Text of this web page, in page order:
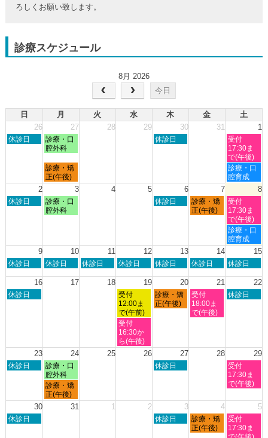
ろしくお願い致します。
診療スケジュール
8月 2026
今日
日 月 火 水 木 金
土
26
27 28 29 30 31 1
日
26th
休診日
月
曜
7
月
27th
診療・口
腔外科
木
30th
休診日
土
曜
日,
8
月
1st
受付
17:30ま
で(午後)
月
曜
日,
月
27th
診療・矯
正(午後)
土
曜
日,
月
1st
2026
診療・口
腔育成
2 3 4 5 6 7 8
日
2nd
休診日
月
曜
3rd
診療・口
腔外科
木
6th
休診日
金
曜
7th
診療・矯
正(午後)
土
曜
日,
8
月
8th
受付
17:30ま
で(午後)
土
曜
日,
月
診療・口
腔育成
9 10 11 12 13 14 15
日
8
月
休診日
月
休診日
火
休診日
水
8
月
12th
2026
休診日
木
8
月
13th
休診日
金
8
月
14th
2026
休診日
土
8
月
休診日
16 17 18 19 20 21 22
日
2026
休診日
水
曜
日,
8
月
19th
2026
受付
12:00ま
で(午前)
木
曜
2026
診療・矯
正(午後)
金
曜
日,
2026
受付
18:00ま
で(午後)
土
2026
休診日
水
曜
日,
8
受付
16:30か
ら(午後)
23 24 25 26 27 28 29
日
月
2026
休診日
月
曜
日,
8
月
診療・口
腔外科
木
月
2026
休診日
土
曜
日,
月
2026
受付
17:30ま
で(午後)
月
曜
日,
診療・矯
正(午後)
30 31 1 2 3 4 5
日
休診日
木
休診日
金
曜
診療・矯
正(午後)
土
曜
日,
受付
17:30ま